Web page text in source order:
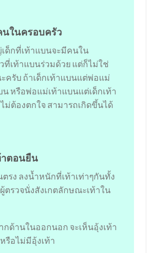
นในครอบครัว
ด็กที่เท้าแบนจะมีคนใน
ที่เท้าแบนร่วมด้วย แต่ก็ไม่ใช่
ครับ ถ้าเด็กเท้าแบนแต่พ่อแม่
น หรือพ่อแม่เท้าแบนแต่เด็กเท้า
ม่ต้องตกใจ สามารถเกิดขึ้นได้
าตอนยืน
ตรง ลงน้ำหนักที่เท้าเท่าๆกันทั้ง
ตรวจนั่งสังเกตลักษณะเท้าใน
กด้านในออกนอก จะเห็นอุ้งเท้า
รือไม่มีอุ้งเท้า